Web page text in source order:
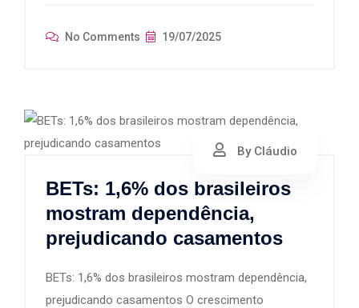
No Comments 19/07/2025
By Cláudio
BETs: 1,6% dos brasileiros
mostram dependência,
prejudicando casamentos
BETs: 1,6% dos brasileiros mostram dependência,
prejudicando casamentos O crescimento